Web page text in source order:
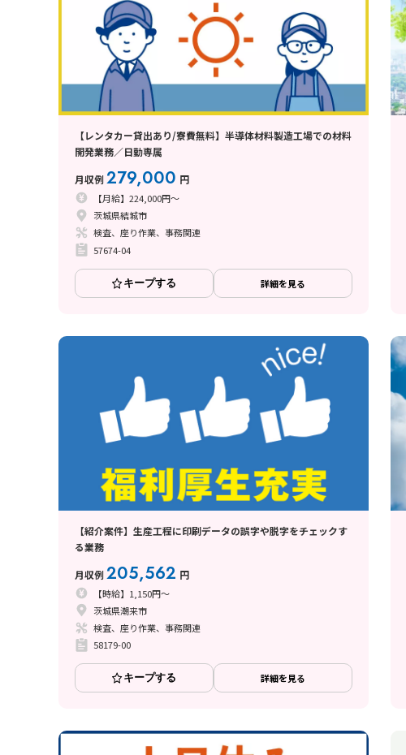
【レンタカー貸出あり/寮費無料】半導体材料製造工場での材料
開発業務／日勤専属
月収例279,000 円
【月給】224,000円～
茨城県結城市
検査、座り作業、事務関連
57674-04
キープする 詳細を見る
【紹介案件】生産工程に印刷データの誤字や脱字をチェックす
る業務
月収例205,562 円
【時給】1,150円～
茨城県潮来市
検査、座り作業、事務関連
58179-00
キープする 詳細を見る